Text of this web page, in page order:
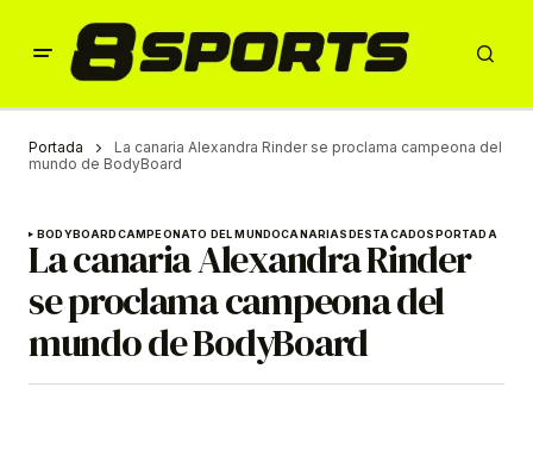
Portada
La canaria Alexandra Rinder se proclama campeona del
mundo de BodyBoard
BODYBOARDCAMPEONATO DEL MUNDOCANARIASDESTACADOSPORTADA
La canaria Alexandra Rinder
se proclama campeona del
mundo de BodyBoard